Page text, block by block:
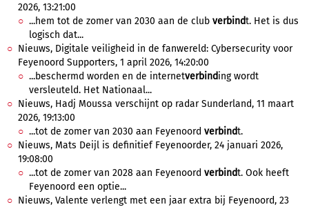
2026, 13:21:00
...hem tot de zomer van 2030 aan de club verbindt. Het is dus
logisch dat...
Nieuws, Digitale veiligheid in de fanwereld: Cybersecurity voor
Feyenoord Supporters, 1 april 2026, 14:20:00
...beschermd worden en de internetverbinding wordt
versleuteld. Het Nationaal...
Nieuws, Hadj Moussa verschijnt op radar Sunderland, 11 maart
2026, 19:13:00
...tot de zomer van 2030 aan Feyenoord verbindt.
Nieuws, Mats Deijl is definitief Feyenoorder, 24 januari 2026,
19:08:00
...tot de zomer van 2028 aan Feyenoord verbindt. Ook heeft
Feyenoord een optie...
Nieuws, Valente verlengt met een jaar extra bij Feyenoord, 23